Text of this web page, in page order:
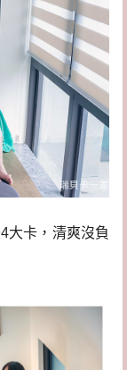
大卡，清爽沒負